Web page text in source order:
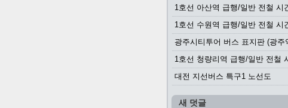
대전 지선버스 특구1 노선도
새 덧글